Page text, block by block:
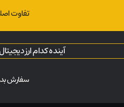
تفاوت
آینده کدام ارز
سفارش